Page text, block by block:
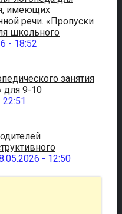
имеющих
речи. «Пропуски
школьного
- 18:52
занятия
для 9-10
- 12:50